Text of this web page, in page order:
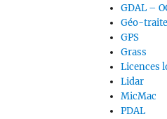
GDAL –
Géo-
GPS
Grass
Licences
Lidar
MicMac
PDAL